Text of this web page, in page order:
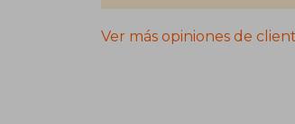
Ver más opiniones de